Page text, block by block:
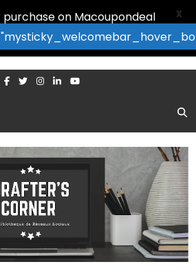
purchase on Macoupondeal
X